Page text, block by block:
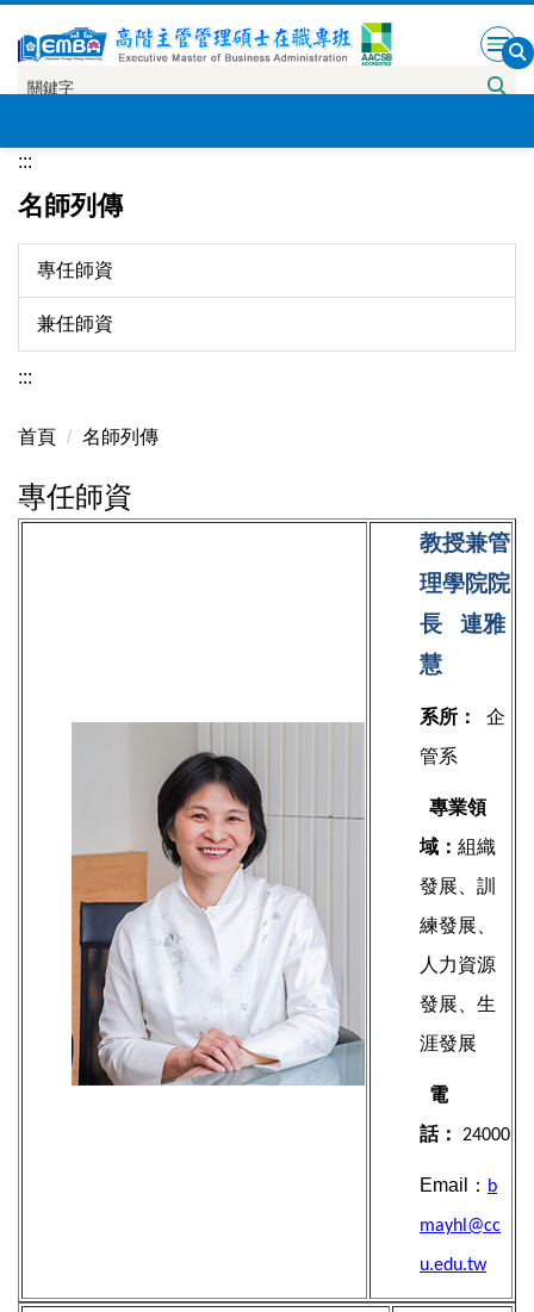
到
主
容
區
:::
名師列傳
專任師資
兼任師資
:::
首頁 名師列傳
專任師資
教授兼管
理學院院
長 連雅
慧
系所：
企
管系
專業領
域： 組織
發展、訓
練發展、
人力資源
發展、生
涯發展
電
話：
24000
Email： b
mayhl@cc
u.edu.tw